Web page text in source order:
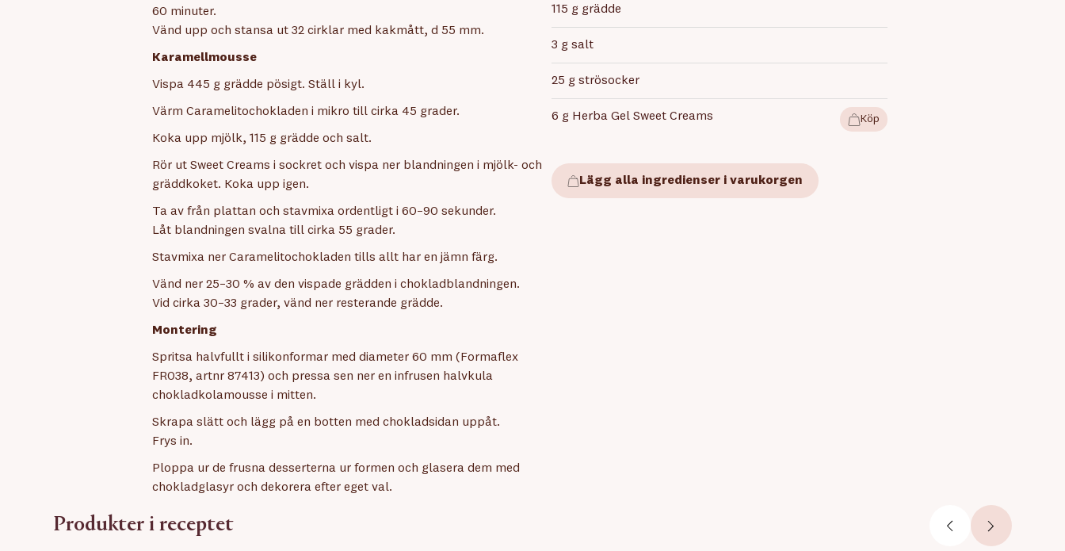
60 minuter.
Vänd upp och stansa ut 32 cirklar med kakmått, d 55 mm.
Karamellmousse
Vispa 445 g grädde pösigt. Ställ i kyl.
Värm Caramelitochokladen i mikro till cirka 45 grader.
Koka upp mjölk, 115 g grädde och salt.
Rör ut Sweet Creams i sockret och vispa ner blandningen i mjölk- och
gräddkoket. Koka upp igen.
Ta av från plattan och stavmixa ordentligt i 60–90 sekunder.
Låt blandningen svalna till cirka 55 grader.
Stavmixa ner Caramelitochokladen tills allt har en jämn färg.
Vänd ner 25–30 % av den vispade grädden i chokladblandningen.
Vid cirka 30–33 grader, vänd ner resterande grädde.
Montering
Spritsa halvfullt i silikonformar med diameter 60 mm (Formaflex
FR038, artnr 87413) och pressa sen ner en infrusen halvkula
chokladkolamousse i mitten.
Skrapa slätt och lägg på en botten med chokladsidan uppåt.
Frys in.
Ploppa ur de frusna desserterna ur formen och glasera dem med
chokladglasyr och dekorera efter eget val.
115 g grädde
3 g salt
25 g strösocker
6 g Herba Gel Sweet Creams Köp
Lägg alla ingredienser i varukorgen
Produkter i receptet